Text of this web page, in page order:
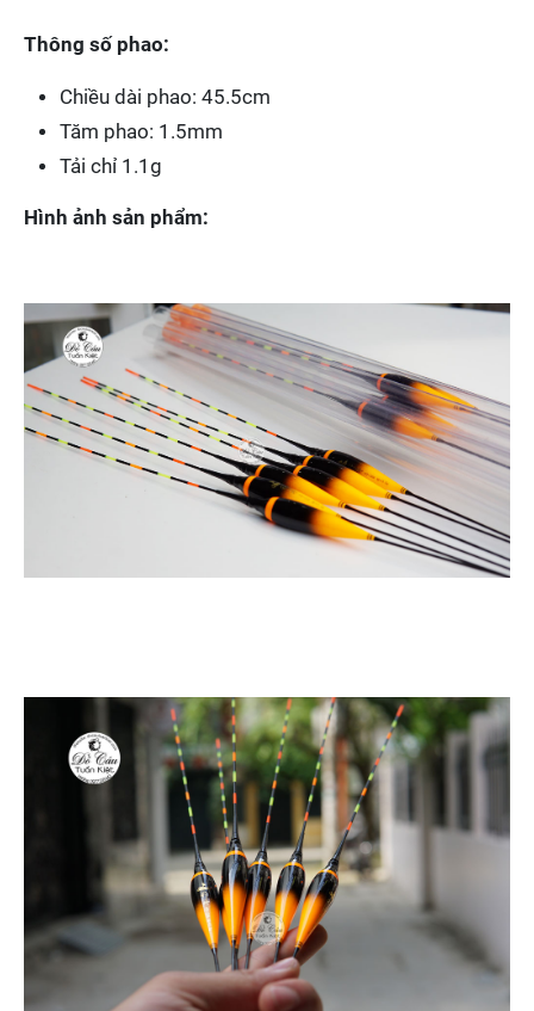
Thông số phao:
Chiều dài phao: 45.5cm
Tăm phao: 1.5mm
Tải chỉ 1.1g
Hình ảnh sản phẩm: